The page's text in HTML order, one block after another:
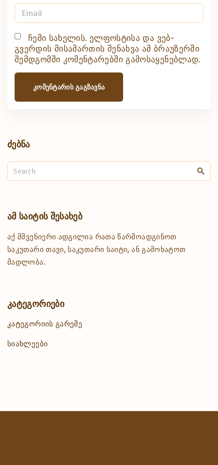
m
e
*
m
a
i
l
*
ჩემი სახელის. ელფოსტისა და ვებ-
გვერდის მისამართის შენახვა ამ ბრაუზერში
შემდგომში კომენტარებში გამოსაყენებლად.
ძებნა
e
ამ საიტის შესახებ
აქ მშვენიერი ადგილია რათა წარმოადგინოთ
საკუთარი თავი, საკუთარი საიტი, ან გამოხატოთ
მადლობა.
კატეგორიები
კატეგორიის გარეშე
სიახლეები